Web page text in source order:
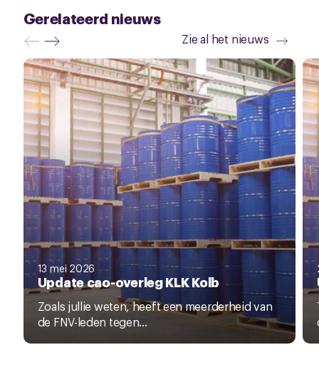
Gerelateerd nieuws
Zie al het nieuws
13 mei 2026
Update cao-overleg KLK Kolb
Zoals jullie weten, heeft een meerderheid van
de FNV-leden tegen...